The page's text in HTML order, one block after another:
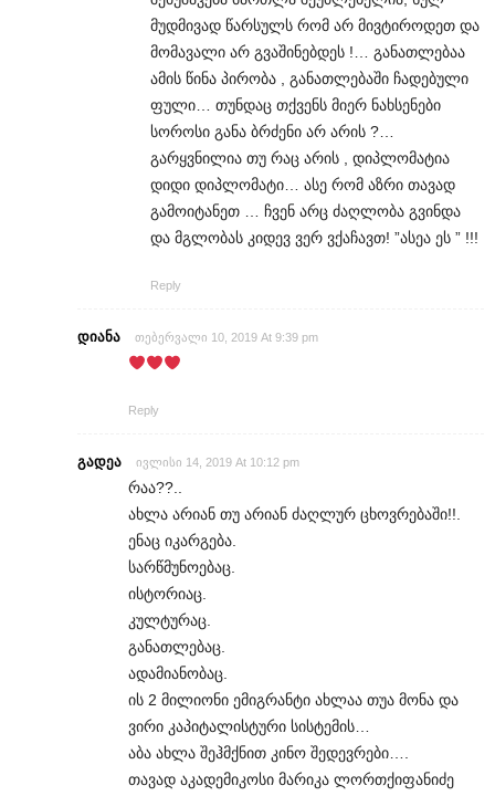
მუდმივად წარსულს რომ არ მივტიროდეთ და
მომავალი არ გვაშინებდეს !… განათლებაა
ამის წინა პირობა , განათლებაში ჩადებული
ფული… თუნდაც თქვენს მიერ ნახსენები
სოროსი განა ბრძენი არ არის ?…
გარყვნილია თუ რაც არის , დიპლომატია
დიდი დიპლომატი… ასე რომ აზრი თავად
გამოიტანეთ … ჩვენ არც ძაღლობა გვინდა
და მგლობას კიდევ ვერ ვქაჩავთ! ”ასეა ეს ” !!!
Reply
დიანა თებერვალი 10, 2019 At 9:39 pm
Reply
გადეა ივლისი 14, 2019 At 10:12 pm
რაა??..
ახლა არიან თუ არიან ძაღლურ ცხოვრებაში!!.
ენაც იკარგება.
სარწმუნოებაც.
ისტორიაც.
კულტურაც.
განათლებაც.
ადამიანობაც.
ის 2 მილიონი ემიგრანტი ახლაა თუა მონა და
ვირი კაპიტალისტური სისტემის…
აბა ახლა შეჰმქნით კინო შედევრები….
თავად აკადემიკოსი მარიკა ლორთქიფანიძე